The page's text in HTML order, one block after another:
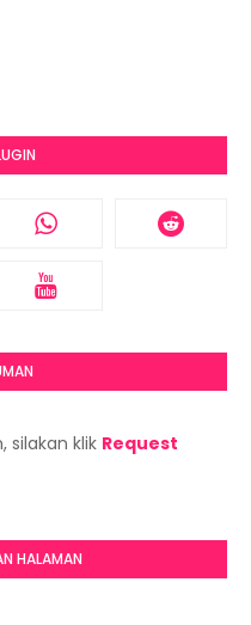
silakan klik Request
HALAMAN